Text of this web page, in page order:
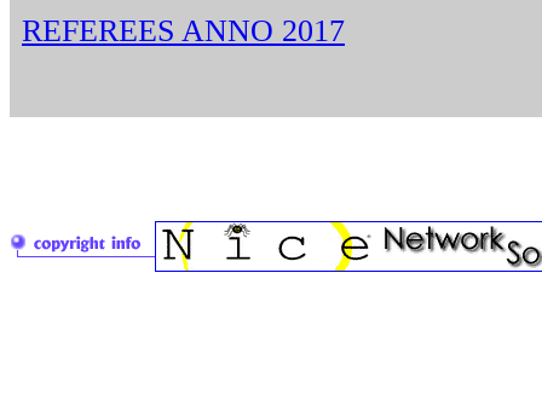
REFEREES ANNO 2017